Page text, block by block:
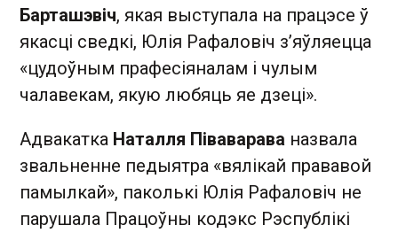
Барташэвіч, якая выступала на працэсе ў
якасці сведкі, Юлія Рафаловіч з’яўляецца
«цудоўным прафесіяналам і чулым
чалавекам, якую любяць яе дзеці».
Адвакатка Наталля Піваварава назвала
звальненне педыятра «вялікай прававой
памылкай», паколькі Юлія Рафаловіч не
парушала Працоўны кодэкс Рэспублікі